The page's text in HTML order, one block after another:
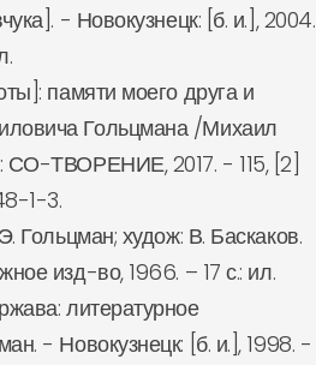
- Новокузнецк: [б. и.], 2004.
памяти моего друга и
Гольцмана /Михаил
СО-ТВОРЕНИЕ, 2017. - 115, [2]
1-3.
Гольцман; худож: В. Баскаков.
изд-во, 1966. – 17 с.: ил.
литературное
- Новокузнецк: [б. и.], 1998. -